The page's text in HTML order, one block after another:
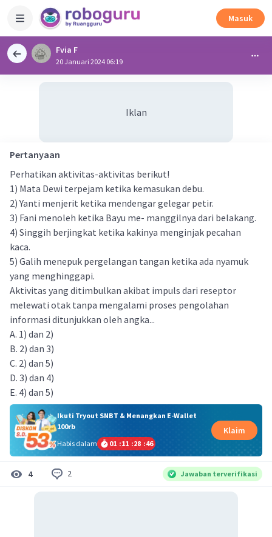
Masuk
Fvia F
20 Januari 2024 06:19
Iklan
Pertanyaan
Perhatikan aktivitas-aktivitas berikut!
1) Mata Dewi terpejam ketika kemasukan debu.
2) Yanti menjerit ketika mendengar gelegar petir.
3) Fani menoleh ketika Bayu me- manggilnya dari belakang.
4) Singgih berjingkat ketika kakinya menginjak pecahan
kaca.
5) Galih menepuk pergelangan tangan ketika ada nyamuk
yang menghinggapi.
Aktivitas yang ditimbulkan akibat impuls dari reseptor
melewati otak tanpa mengalami proses pengolahan
informasi ditunjukkan oleh angka...
A. 1) dan 2)
B. 2) dan 3)
C. 2) dan 5)
D. 3) dan 4)
E. 4) dan 5)
Ikuti Tryout SNBT & Menangkan E-Wallet
100rb
Habis dalam
01 :11 :28 :45
Klaim
4 2 Jawaban terverifikasi